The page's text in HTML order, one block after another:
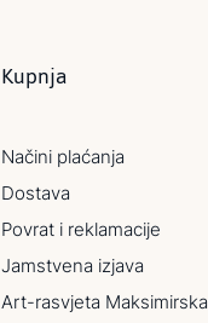
Kupnja
Načini plaćanja
Dostava
Povrat i reklamacije
Jamstvena izjava
Art-rasvjeta Maksimirska